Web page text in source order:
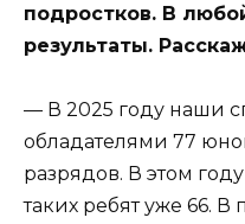
подростков. В
результаты.
— В 2025 году наши
обладателями 77
разрядов. В этом
таких ребят уже 66.